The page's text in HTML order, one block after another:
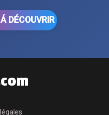
DÉCOUVRIR